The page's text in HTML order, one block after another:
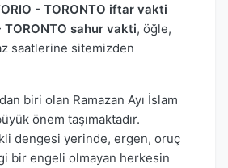
- TORONTO iftar vakti
TORONTO sahur vakti, öğle,
saatlerine sitemizden
biri olan Ramazan Ayı İslam
önem taşımaktadır.
dengesi yerinde, ergen, oruç
bir engeli olmayan herkesin